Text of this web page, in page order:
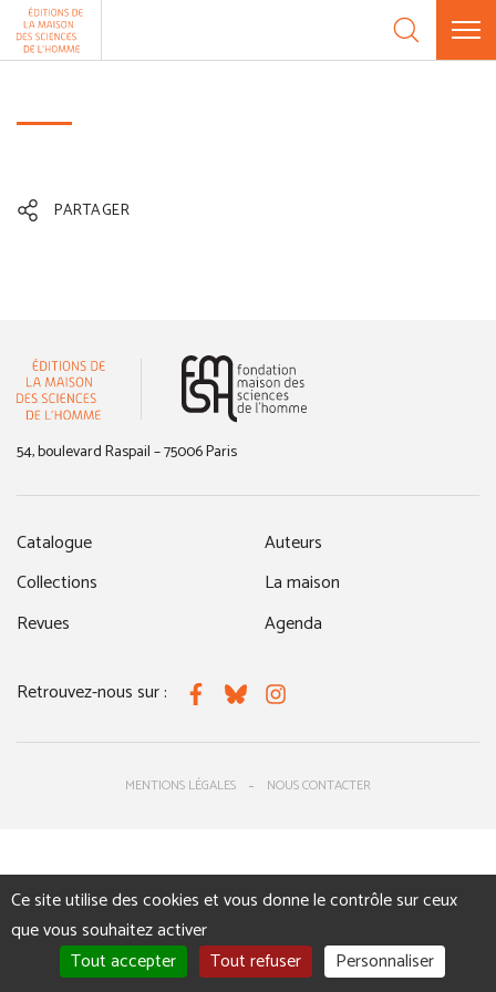
Aller au contenu
PARTAGER
54, boulevard Raspail – 75006 Paris
Catalogue
Collections
Revues
Auteurs
La maison
Agenda
Retrouvez-nous sur : FacebookBlueskyInstagram
MENTIONS LÉGALES NOUS CONTACTER
Panneau de gestion des cookies
Ce site utilise des cookies et vous donne le contrôle sur ceux
que vous souhaitez activer
Tout accepter
Tout refuser Personnaliser